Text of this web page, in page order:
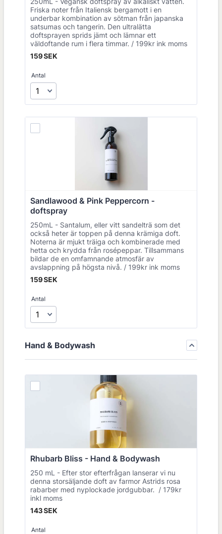
Friska noter från Italiensk bergamott i en
underbar kombination av sötman från japanska
satsumas och tangerin. Den ultralätta
doftsprayen sprids jämt och lämnar ett
väldoftande rum i flera timmar. / 199kr ink moms
159 SEK
159SEK
Antal
Sandlawood & Pink Peppercorn -
doftspray
250mL - Santalum, eller vitt sandelträ som det
också heter är toppen på denna krämiga doft.
Noterna är mjukt träiga och kombinerade med
hetta och krydda från rosépeppar. Tillsammans
bildar de en omfamnande atmosfär av
avslappning på högsta nivå. / 199kr ink moms
159 SEK
159SEK
Antal
Hand & Bodywash
Rhubarb Bliss - Hand & Bodywash
250 mL - Efter stor efterfrågan lanserar vi nu
denna storsäljande doft av farmor Astrids rosa
rabarber med nyplockade jordgubbar. / 179kr
inkl moms
143 SEK
143SEK
Antal